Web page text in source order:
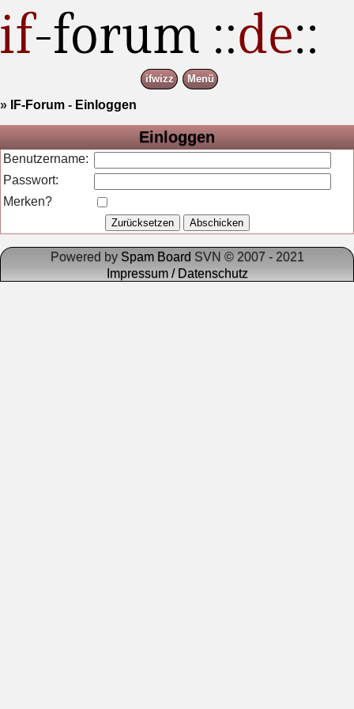
ifwizz Menü
» IF-Forum - Einloggen
Einloggen
Benutzername:
Passwort:
Merken?
Powered by Spam Board SVN © 2007 - 2021
Impressum / Datenschutz